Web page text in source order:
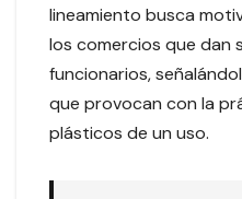
lineamiento busca
los comercios que dan
funcionarios,
que provocan con la
plásticos de un uso.